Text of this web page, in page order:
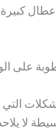
على
التي
لا